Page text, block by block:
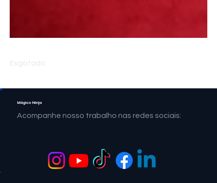
Esgotado
Acompanhe nosso trabalho nas redes sociais:
Mágico Ninja